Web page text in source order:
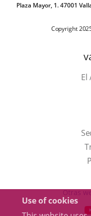
Use of cookies
Plaza Mayor, 1. 47001
Copyright
El
Otras